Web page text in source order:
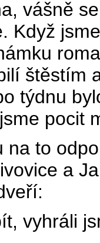
vášně
Když
štěstím
týdnu
pocit
na to
a
vyhráli